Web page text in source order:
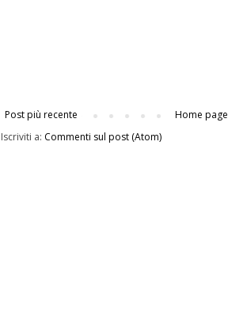
Post più recente
Home page
Iscriviti a: Commenti sul post (Atom)